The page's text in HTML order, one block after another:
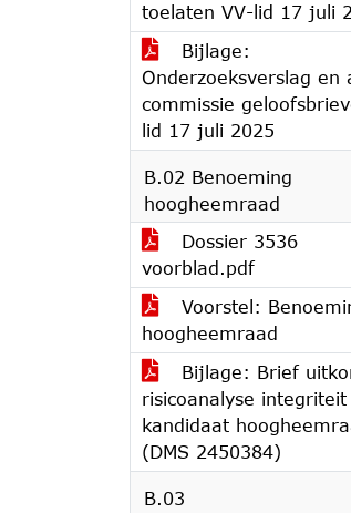
toelaten VV-lid 17 juli
Bijlage:
Onderzoeksverslag en
commissie
lid 17 juli 2025
B.02 Benoeming
hoogheemraad
Dossier 3536
voorblad.pdf
Voorstel:
hoogheemraad
Bijlage: Brief
risicoanalyse integriteit
kandidaat
(DMS 2450384)
B.03